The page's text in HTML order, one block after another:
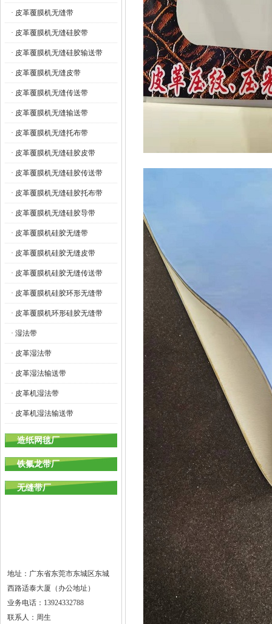
· 皮革覆膜机无缝带
· 皮革覆膜机无缝硅胶带
· 皮革覆膜机无缝硅胶输送带
· 皮革覆膜机无缝皮带
· 皮革覆膜机无缝传送带
· 皮革覆膜机无缝输送带
· 皮革覆膜机无缝托布带
· 皮革覆膜机无缝硅胶皮带
· 皮革覆膜机无缝硅胶传送带
· 皮革覆膜机无缝硅胶托布带
· 皮革覆膜机无缝硅胶导带
· 皮革覆膜机硅胶无缝带
· 皮革覆膜机硅胶无缝皮带
· 皮革覆膜机硅胶无缝传送带
· 皮革覆膜机硅胶环形无缝带
· 皮革覆膜机环形硅胶无缝带
· 湿法带
· 皮革湿法带
· 皮革湿法输送带
· 皮革机湿法带
· 皮革机湿法输送带
造纸网毯厂
铁氟龙带厂
无缝带厂
地址：广东省东莞市东城区东城
西路适泰大厦（办公地址）
业务电话：13924332788
联系人：周生